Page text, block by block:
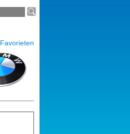
Favorieten